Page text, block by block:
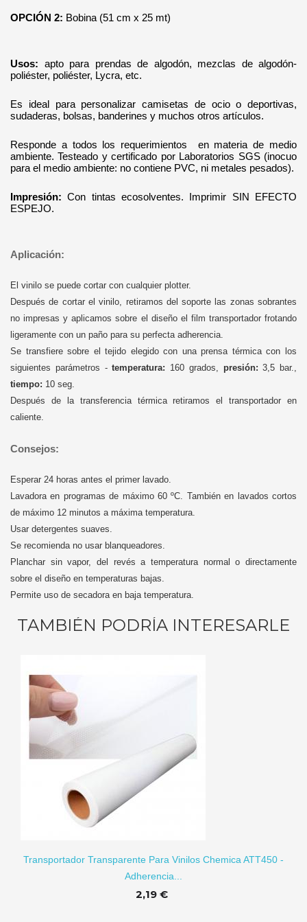
OPCIÓN 2: Bobina (51 cm x 25 mt)
Usos: apto para prendas de algodón, mezclas de algodón-
poliéster, poliéster, Lycra, etc.
Es ideal para personalizar camisetas de ocio o deportivas,
sudaderas, bolsas, banderines y muchos otros artículos.
Responde a todos los requerimientos en materia de medio
ambiente. Testeado y certificado por Laboratorios SGS (inocuo
para el medio ambiente: no contiene PVC, ni metales pesados).
Impresión:Con tintas ecosolventes. Imprimir SIN EFECTO
ESPEJO.
Aplicación:
El vinilo se puede cortar con cualquier plotter.
Después de cortar el vinilo, retiramos del soporte las zonas sobrantes
no impresas y aplicamos sobre el diseño el film transportador frotando
ligeramente con un paño para su perfecta adherencia.
Se transfiere sobre el tejido elegido con una prensa térmica con los
siguientes parámetros -temperatura: 160 grados, presión: 3,5 bar.,
tiempo: 10 seg.
Después de la transferencia térmica retiramos el transportador en
caliente.
Consejos:
Esperar 24 horas antes el primer lavado.
Lavadora en programas de máximo 60 ºC. También en lavados cortos
de máximo 12 minutos a máxima temperatura.
Usar detergentes suaves.
Se recomienda no usar blanqueadores.
Planchar sin vapor, del revés a temperatura normal o directamente
sobre el diseño en temperaturas bajas.
Permite uso de secadora en baja temperatura.
TAMBIÉN PODRÍA INTERESARLE
Transportador Transparente Para Vinilos Chemica ATT450 -
Adherencia...
2,19 €